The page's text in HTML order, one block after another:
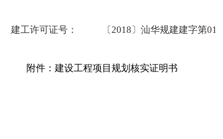
建工许可证号： 〔2018〕汕华规建建字第
附件：建设工程项目规划核实证明书